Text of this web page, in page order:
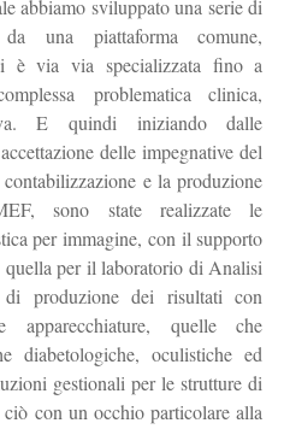
abbiamo sviluppato una serie di
una piattaforma comune,
è via via specializzata fino a
problematica clinica,
E quindi iniziando dalle
delle impegnative del
e la produzione
sono state realizzate le
per immagine, con il supporto
per il laboratorio di Analisi
di produzione dei risultati con
apparecchiature, quelle che
diabetologiche, oculistiche ed
gestionali per le strutture di
con un occhio particolare alla